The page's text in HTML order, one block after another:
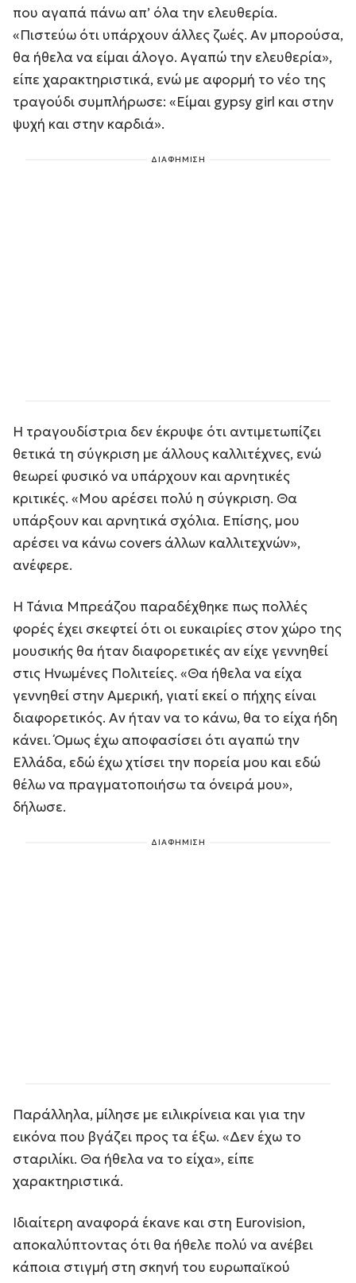
που αγαπά πάνω απ’ όλα την ελευθερία.
«Πιστεύω ότι υπάρχουν άλλες ζωές. Αν μπορούσα,
θα ήθελα να είμαι άλογο. Αγαπώ την ελευθερία»,
είπε χαρακτηριστικά, ενώ με αφορμή το νέο της
τραγούδι συμπλήρωσε: «Είμαι gypsy girl και στην
ψυχή και στην καρδιά».
ΔΙΑΦΗΜΙΣΗ
Η τραγουδίστρια δεν έκρυψε ότι αντιμετωπίζει
θετικά τη σύγκριση με άλλους καλλιτέχνες, ενώ
θεωρεί φυσικό να υπάρχουν και αρνητικές
κριτικές. «Μου αρέσει πολύ η σύγκριση. Θα
υπάρξουν και αρνητικά σχόλια. Επίσης, μου
αρέσει να κάνω covers άλλων καλλιτεχνών»,
ανέφερε.
Η Τάνια Μπρεάζου παραδέχθηκε πως πολλές
φορές έχει σκεφτεί ότι οι ευκαιρίες στον χώρο της
μουσικής θα ήταν διαφορετικές αν είχε γεννηθεί
στις Ηνωμένες Πολιτείες. «Θα ήθελα να είχα
γεννηθεί στην Αμερική, γιατί εκεί ο πήχης είναι
διαφορετικός. Αν ήταν να το κάνω, θα το είχα ήδη
κάνει. Όμως έχω αποφασίσει ότι αγαπώ την
Ελλάδα, εδώ έχω χτίσει την πορεία μου και εδώ
θέλω να πραγματοποιήσω τα όνειρά μου»,
δήλωσε.
ΔΙΑΦΗΜΙΣΗ
Παράλληλα, μίλησε με ειλικρίνεια και για την
εικόνα που βγάζει προς τα έξω. «Δεν έχω το
σταριλίκι. Θα ήθελα να το είχα», είπε
χαρακτηριστικά.
Ιδιαίτερη αναφορά έκανε και στη Eurovision,
αποκαλύπτοντας ότι θα ήθελε πολύ να ανέβει
κάποια στιγμή στη σκηνή του ευρωπαϊκού